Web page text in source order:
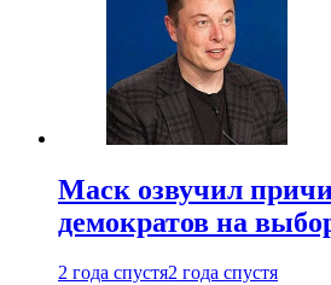
Маск озвучил
демократов на
2 года спустя2 года спустя